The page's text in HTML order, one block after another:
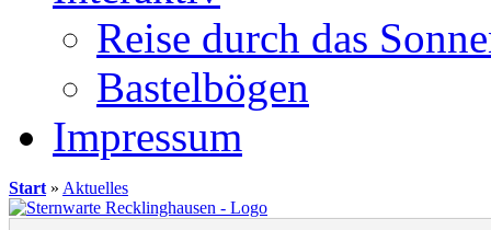
Reise durch das
Bastelbögen
Impressum
Start » Aktuelles